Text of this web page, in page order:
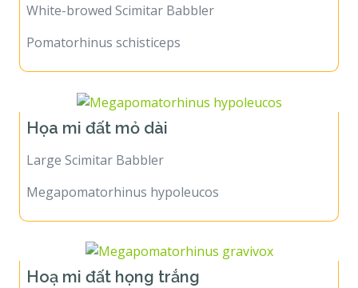
White-browed Scimitar Babbler
Pomatorhinus schisticeps
Họa mi đất mỏ dài
Large Scimitar Babbler
Megapomatorhinus hypoleucos
Hoạ mi đất họng trắng